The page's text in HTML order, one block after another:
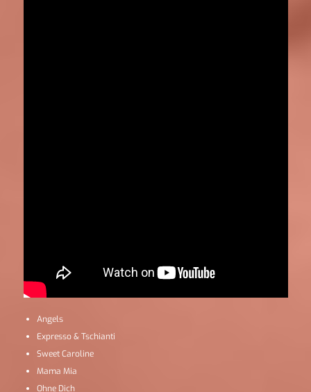
Angels
Expresso & Tschianti
Sweet Caroline
Mama Mia
Ohne Dich